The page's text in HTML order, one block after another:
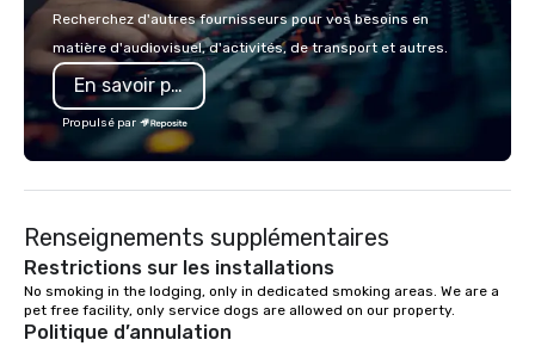
variety of activities available, you can
choose what would suit your team
best. Sonoma Zipline Adventures is a
popular option. We can also facilitate
team building, archery tag, and
challenge courses for a day full of
adventure. Our team can help assist
snack options to make your day with
your team enjoyable and successful.
We have a large dining hall that can
serve 450 guests at a time. But, if you
would like a more intimate upscale
Recherchez d'autres fournisseurs pour vos besoins en
matière d'audiovisuel, d'activités, de transport et autres.
En savoir plus
Propulsé par
Renseignements supplémentaires
Restrictions sur les installations
No smoking in the lodging, only in dedicated smoking areas. We are a
pet free facility, only service dogs are allowed on our property.
Politique d’annulation